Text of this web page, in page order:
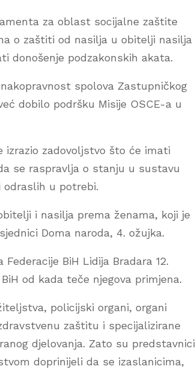
za oblast socijalne zaštite
o zaštiti od nasilja u obitelji nasilja
donošenje podzakonskih akata.
spolova Zastupničkog
dobilo podršku Misije OSCE-a u
izrazio zadovoljstvo što će imati
se raspravlja o stanju u sustavu
u potrebi.
i nasilja prema ženama, koji je
Doma naroda, 4. ožujka.
BiH Lidija Bradara 12.
od kada teče njegova primjena.
policijski organi, organi
zaštitu i specijalizirane
djelovanja. Zato su predstavnici
doprinijeli da se izaslanicima,